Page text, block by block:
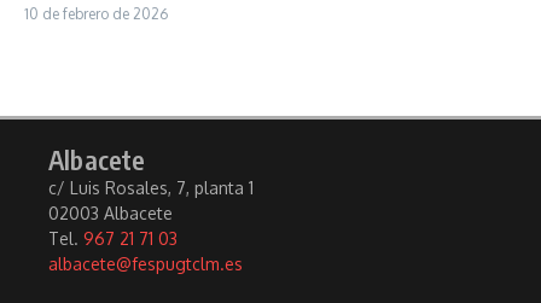
10 de febrero de 2026
Albacete
c/ Luis Rosales, 7, planta 1
02003 Albacete
Tel. 967 21 71 03
albacete@fespugtclm.es